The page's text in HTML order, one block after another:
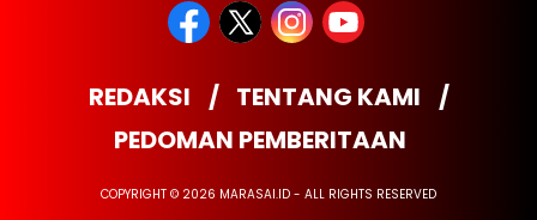
REDAKSI
TENTANG KAMI
PEDOMAN PEMBERITAAN
COPYRIGHT © 2026 MARASAI.ID - ALL RIGHTS RESERVED